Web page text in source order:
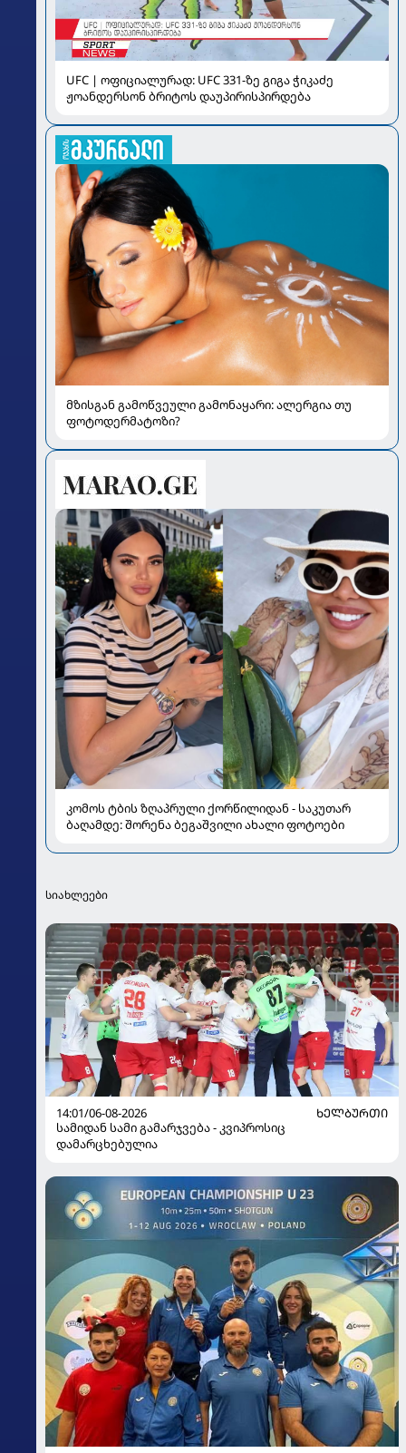
UFC | ოფიციალურად: UFC 331-ზე გიგა ჭიკაძე
ჟოანდერსონ ბრიტოს დაუპირისპირდება
მზისგან გამოწვეული გამონაყარი: ალერგია თუ
ფოტოდერმატოზი?
კომოს ტბის ზღაპრული ქორწილიდან - საკუთარ
ბაღამდე: შორენა ბეგაშვილი ახალი ფოტოები
სიახლეები
14:01/06-08-2026
ᲮᲔᲚᲑᲣᲠᲗᲘ
სამიდან სამი გამარჯვება - კვიპროსიც
დამარცხებულია